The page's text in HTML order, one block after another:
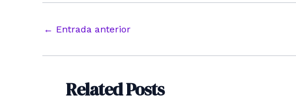
Navegación
entradas
← Entrada anterior
Related Posts